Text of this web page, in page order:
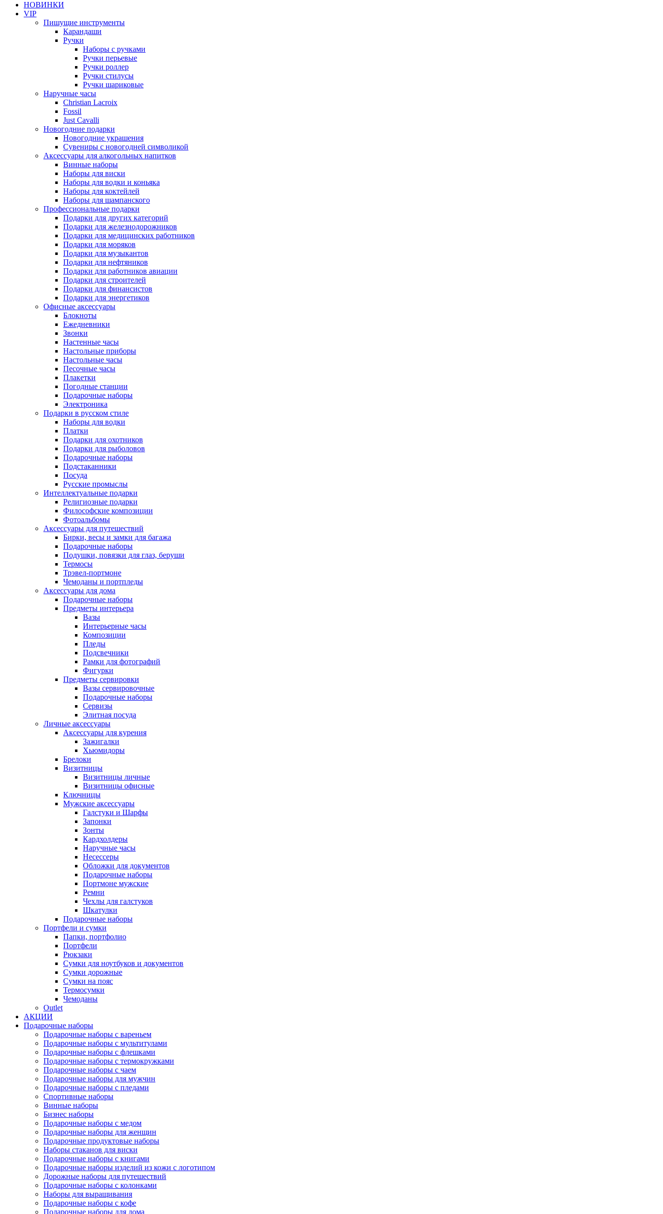
НОВИНКИ
VIP
Пишущие инструменты
Карандаши
Ручки
Наборы с ручками
Ручки перьевые
Ручки роллер
Ручки стилусы
Ручки шариковые
Наручные часы
Christian Lacroix
Fossil
Just Cavalli
Новогодние подарки
Новогодние украшения
Сувениры с новогодней символикой
Аксессуары для алкогольных напитков
Винные наборы
Наборы для виски
Наборы для водки и коньяка
Наборы для коктейлей
Наборы для шампанского
Профессиональные подарки
Подарки для других категорий
Подарки для железнодорожников
Подарки для медицинских работников
Подарки для моряков
Подарки для музыкантов
Подарки для нефтяников
Подарки для работников авиации
Подарки для строителей
Подарки для финансистов
Подарки для энергетиков
Офисные аксессуары
Блокноты
Ежедневники
Звонки
Настенные часы
Настольные приборы
Настольные часы
Песочные часы
Плакетки
Погодные станции
Подарочные наборы
Электроника
Подарки в русском стиле
Наборы для водки
Платки
Подарки для охотников
Подарки для рыболовов
Подарочные наборы
Подстаканники
Посуда
Русские промыслы
Интеллектуальные подарки
Религиозные подарки
Философские композиции
Фотоальбомы
Аксессуары для путешествий
Бирки, весы и замки для багажа
Подарочные наборы
Подушки, повязки для глаз, беруши
Термосы
Трэвел-портмоне
Чемоданы и портпледы
Аксессуары для дома
Подарочные наборы
Предметы интерьера
Вазы
Интерьерные часы
Композиции
Пледы
Подсвечники
Рамки для фотографий
Фигурки
Предметы сервировки
Вазы сервировочные
Подарочные наборы
Сервизы
Элитная посуда
Личные аксессуары
Аксессуары для курения
Зажигалки
Хьюмидоры
Брелоки
Визитницы
Визитницы личные
Визитницы офисные
Ключницы
Мужские аксессуары
Галстуки и Шарфы
Запонки
Зонты
Кардхолдеры
Наручные часы
Несессеры
Обложки для документов
Подарочные наборы
Портмоне мужские
Ремни
Чехлы для галстуков
Шкатулки
Подарочные наборы
Портфели и сумки
Папки, портфолио
Портфели
Рюкзаки
Сумки для ноутбуков и документов
Сумки дорожные
Сумки на пояс
Термосумки
Чемоданы
Outlet
АКЦИИ
Подарочные наборы
Подарочные наборы с вареньем
Подарочные наборы с мультитулами
Подарочные наборы с флешками
Подарочные наборы с термокружками
Подарочные наборы с чаем
Подарочные наборы для мужчин
Подарочные наборы с пледами
Спортивные наборы
Винные наборы
Бизнес наборы
Подарочные наборы с медом
Подарочные наборы для женщин
Подарочные продуктовые наборы
Наборы стаканов для виски
Подарочные наборы с книгами
Подарочные наборы изделий из кожи с логотипом
Дорожные наборы для путешествий
Подарочные наборы с колонками
Наборы для выращивания
Подарочные наборы с кофе
Подарочные наборы для дома